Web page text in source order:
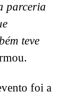
parceria
teve
foi a